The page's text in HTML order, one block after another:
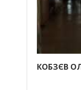
КОБЗЄВ